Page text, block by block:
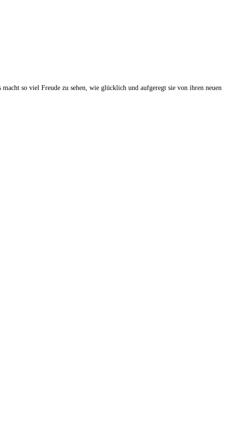
so viel Freude zu sehen, wie glücklich und aufgeregt sie von ihren neuen